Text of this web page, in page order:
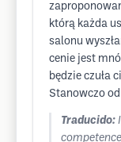
którą każda
salonu
cenie jest
będzie czuła
Stanowczo
Traducido: